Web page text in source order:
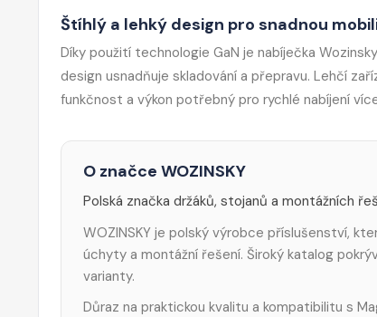
Štíhlý a lehký design pro snadnou
Díky použití technologie GaN je nabíječka
design usnadňuje skladování a přepravu. Lehčí
funkčnost a výkon potřebný pro rychlé nabíjení
O značce WOZINSKY
Polská značka držáků, stojanů a montážních
WOZINSKY je polský výrobce příslušenství,
úchyty a montážní řešení. Široký katalog
varianty.
Důraz na praktickou kvalitu a kompatibilitu s